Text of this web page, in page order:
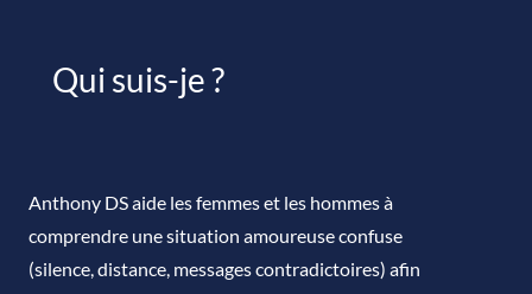
Qui suis-je ?
Anthony DS aide les femmes et les hommes à
comprendre une situation amoureuse confuse
(silence, distance, messages contradictoires) afin